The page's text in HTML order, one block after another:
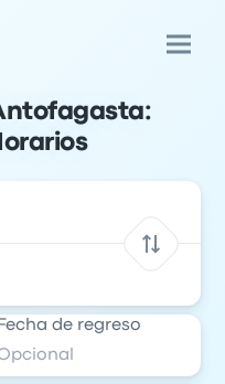
Fecha de regreso